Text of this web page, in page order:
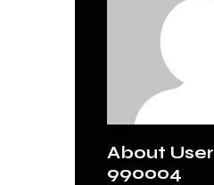
About User
990004